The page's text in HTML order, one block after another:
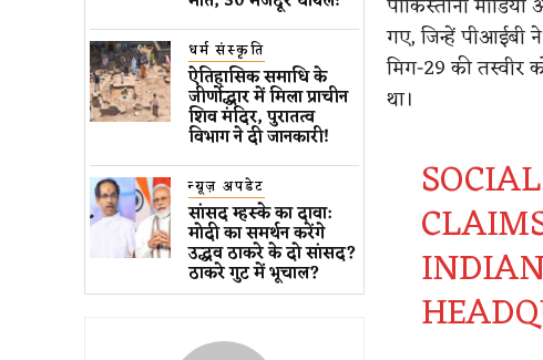
धर्म संस्कृति
ऐतिहासिक समाधि के
जीर्णोद्धार में मिला प्राचीन
शिव मंदिर, पुरातत्व
विभाग ने दी जानकारी!
न्यूज़ अपडेट
सांसद म्हस्के का दावा:
मोदी का समर्थन करेंगे
उद्धव ठाकरे के दो सांसद?
ठाकरे गुट में भूचाल?
गए, जिन्हें पीआईबी
मिग-29 की तस्वीर
था।